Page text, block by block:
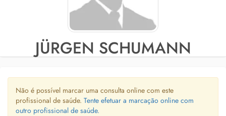
JÜRGEN SCHUMANN
Não é possível marcar uma consulta online com este
profissional de saúde. Tente efetuar a marcação online com
outro profissional de saúde.